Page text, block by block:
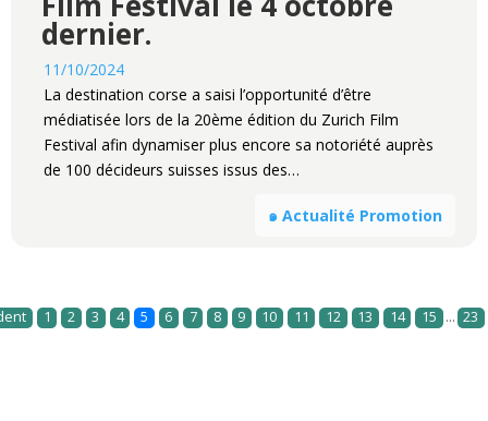
dernier.
11/10/2024
La destination corse a saisi l’opportunité d’être
médiatisée lors de la 20ème édition du Zurich Film
Festival afin dynamiser plus encore sa notoriété auprès
de 100 décideurs suisses issus des…
๑ Actualité Promotion
1 2 3 4 5 6 7 8 9 10 11 12 13 14 15 ... 23